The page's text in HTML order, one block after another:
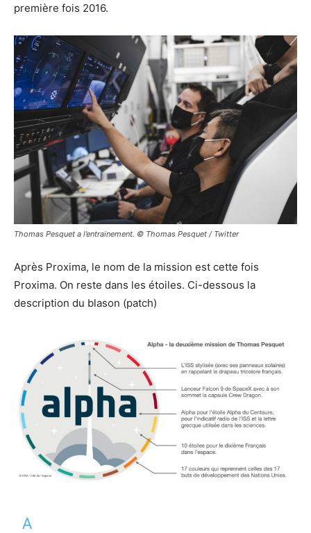
première fois 2016.
Thomas Pesquet a l’entrainement. © Thomas Pesquet / Twitter
Après Proxima, le nom de la mission est cette fois
Proxima. On reste dans les étoiles. Ci-dessous la
description du blason (patch)
Α